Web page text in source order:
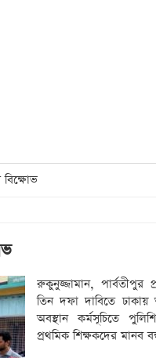
রুকুনুজ্জামান, পার্বতীপুর
তিন দফা দাবিতে ঢাকায়
অবস্থান কর্মসূচিতে
প্রথমিক শিক্ষকদের মানব